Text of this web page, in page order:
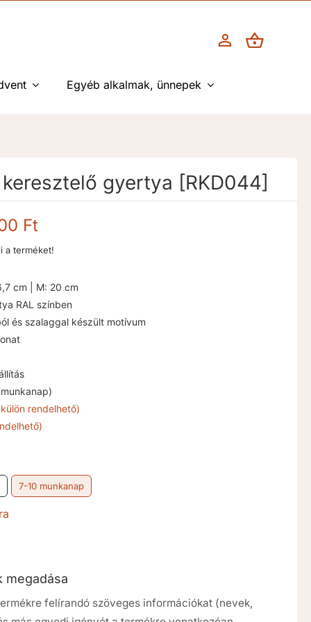
Egyéb alkalmak, ünnepek
gyertya [RKD044]
Ft
6.500 Ft
9.000 Ft
a terméket!
cm | M: 20 cm
RAL színben
és szalaggal készült motívum
rendelhető)
7-10 munkanap
megadása
felírandó szöveges információkat (nevek,